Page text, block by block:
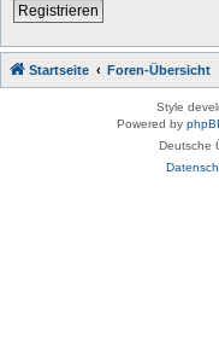
Registrieren
Startseite Foren-Übersicht
Style
Powered by
Deutsche